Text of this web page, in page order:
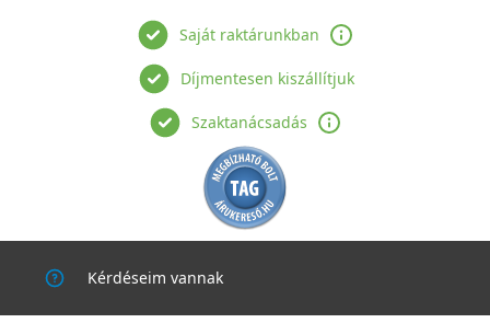
Saját raktárunkban
Díjmentesen kiszállítjuk
Szaktanácsadás
Kérdéseim vannak